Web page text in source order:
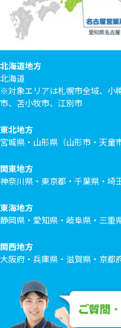
北海道地方
北海道
※対象エリアは札幌市全域、小
市、苫小牧市、江別市
東北地方
宮城県・山形県（山形市・天童
関東地方
神奈川県・東京都・千葉県・埼
東海地方
静岡県・愛知県・岐阜県・三重
関西地方
大阪府・兵庫県・滋賀県・京都